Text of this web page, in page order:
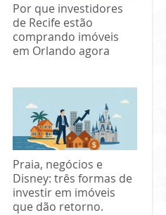
Por que investidores
de Recife estão
comprando imóveis
em Orlando agora
Praia, negócios e
Disney: três formas de
investir em imóveis
que dão retorno.